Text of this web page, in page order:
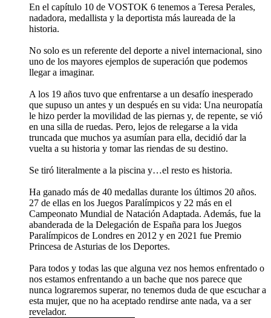
En el capítulo 10 de VOSTOK 6 tenemos a Teresa Perales,
nadadora, medallista y la deportista más laureada de la
historia.
No solo es un referente del deporte a nivel internacional, sino
uno de los mayores ejemplos de superación que podemos
llegar a imaginar.
A los 19 años tuvo que enfrentarse a un desafío inesperado
que supuso un antes y un después en su vida: Una neuropatía
le hizo perder la movilidad de las piernas y, de repente, se vió
en una silla de ruedas. Pero, lejos de relegarse a la vida
truncada que muchos ya asumían para ella, decidió dar la
vuelta a su historia y tomar las riendas de su destino.
Se tiró literalmente a la piscina y…el resto es historia.
Ha ganado más de 40 medallas durante los últimos 20 años.
27 de ellas en los Juegos Paralímpicos y 22 más en el
Campeonato Mundial de Natación Adaptada. Además, fue la
abanderada de la Delegación de España para los Juegos
Paralímpicos de Londres en 2012 y en 2021 fue Premio
Princesa de Asturias de los Deportes.
Para todos y todas las que alguna vez nos hemos enfrentado o
nos estamos enfrentando a un bache que nos parece que
nunca lograremos superar, no tenemos duda de que escuchar a
esta mujer, que no ha aceptado rendirse ante nada, va a ser
revelador.